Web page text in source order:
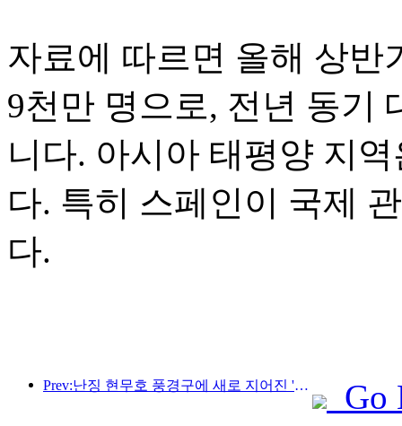
자료에 따르면 올해 상반
9천만 명으로, 전년 동기
니다. 아시아 태평양 지
다. 특히 스페인이 국제
다.
Prev:난징 현무호 풍경구에 새로 지어진 '진링 시관'을 포함한 4개의 문화 공간이 공식적으로 개장했습니다. Go